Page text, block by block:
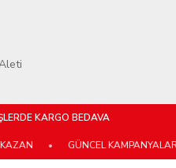
KARGO BEDAVA
GÜNCEL